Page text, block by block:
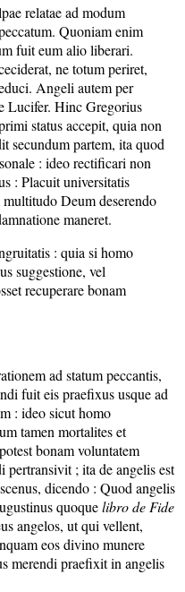
relatae ad modum
Quoniam enim
fuit eum alio liberari.
ne totum periret,
Angeli autem per
Lucifer. Hinc Gregorius
status accepit, quia non
secundum partem, ita quod
: ideo rectificari non
: Placuit universitatis
Deum deserendo
maneret.
: quia si homo
suggestione, vel
recuperare bonam
ad statum peccantis,
fuit eis praefixus usque ad
: ideo sicut homo
tamen mortalites et
bonam voluntatem
pertransivit ; ita de angelis est
dicendo : Quod angelis
quoquelibro de Fide
angelos, ut qui vellent,
eos divino munere
merendi praefixit in angelis